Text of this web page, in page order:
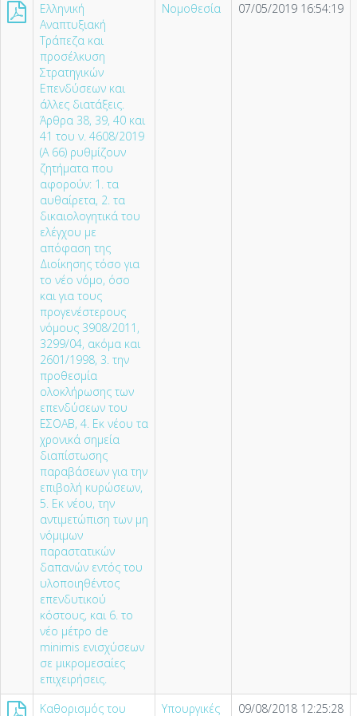
Ελληνική
Αναπτυξιακή
Τράπεζα και
προσέλκυση
Στρατηγικών
Επενδύσεων και
άλλες διατάξεις.
Άρθρα 38, 39, 40 και
41 του ν. 4608/2019
(Α 66) ρυθμίζουν
ζητήματα που
αφορούν: 1. τα
αυθαίρετα, 2. τα
δικαιολογητικά του
ελέγχου με
απόφαση της
Διοίκησης τόσο για
το νέο νόμο, όσο
και για τους
προγενέστερους
νόμους 3908/2011,
3299/04, ακόμα και
2601/1998, 3. την
προθεσμία
ολοκλήρωσης των
επενδύσεων του
ΕΣΟΑΒ, 4. Εκ νέου τα
χρονικά σημεία
διαπίστωσης
παραβάσεων για την
επιβολή κυρώσεων,
5. Εκ νέου, την
αντιμετώπιση των μη
νόμιμων
παραστατικών
δαπανών εντός του
υλοποιηθέντος
επενδυτικού
κόστους, και 6. το
νέο μέτρο de
minimis ενισχύσεων
σε μικρομεσαίες
επιχειρήσεις.
Νομοθεσία 07/05/2019 16:54:19
Καθορισμός του
Υπουργικές
09/08/2018 12:25:28